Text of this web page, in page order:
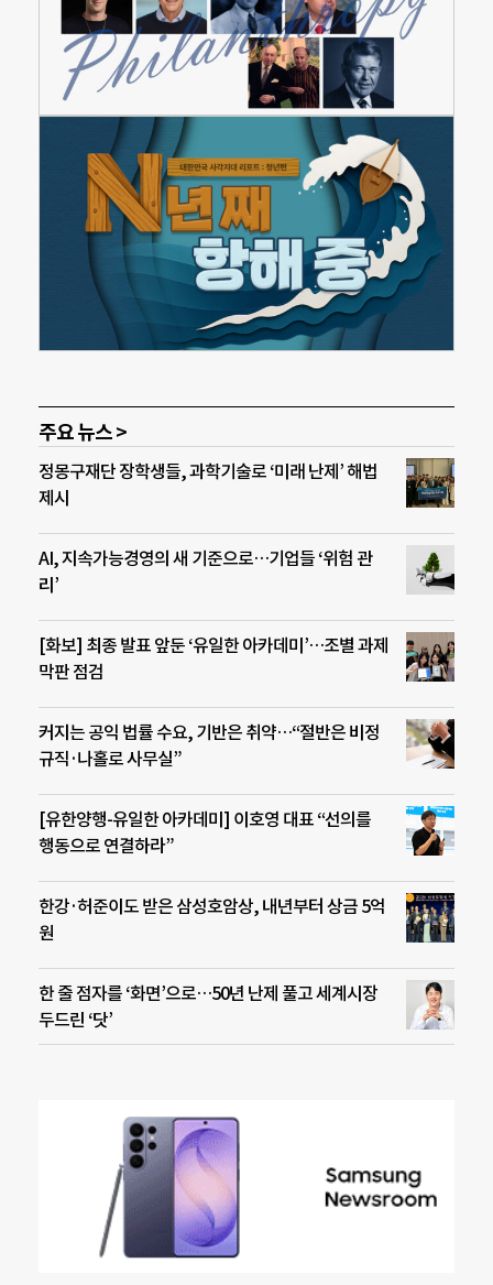
주요 뉴스 >
정몽구재단 장학생들, 과학기술로 ‘미래 난제’ 해법
제시
AI, 지속가능경영의 새 기준으로…기업들 ‘위험 관
리’
[화보] 최종 발표 앞둔 ‘유일한 아카데미’…조별 과제
막판 점검
커지는 공익 법률 수요, 기반은 취약…“절반은 비정
규직·나홀로 사무실”
[유한양행-유일한 아카데미] 이호영 대표 “선의를
행동으로 연결하라”
한강·허준이도 받은 삼성호암상, 내년부터 상금 5억
원
한 줄 점자를 ‘화면’으로…50년 난제 풀고 세계시장
두드린 ‘닷’